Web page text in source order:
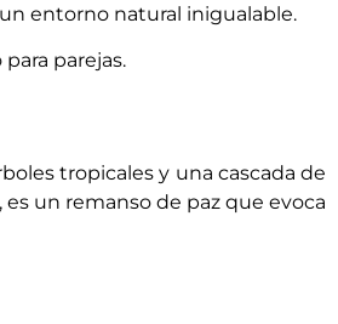
entorno natural inigualable.
parejas.
tropicales y una cascada de
un remanso de paz que evoca